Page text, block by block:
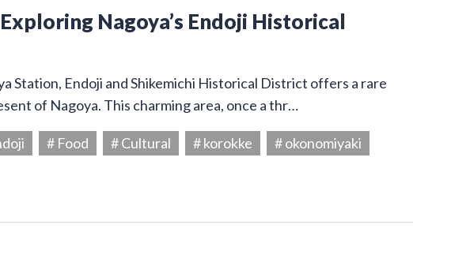
Nagoya’s Endoji Historical
Station, Endoji and Shikemichi Historical District offers a rare
of Nagoya. This charming area, once a thr…
# Food # Cultural # korokke
# okonomiyaki